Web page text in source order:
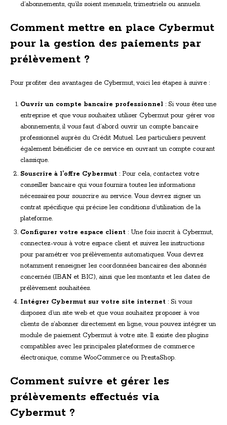
d’abonnements, qu’ils soient mensuels, trimestriels ou annuels.
Comment mettre en place Cybermut
pour la gestion des paiements par
prélèvement ?
Pour profiter des avantages de Cybermut, voici les étapes à suivre :
Ouvrir un compte bancaire professionnel : Si vous êtes une
entreprise et que vous souhaitez utiliser Cybermut pour gérer vos
abonnements, il vous faut d’abord ouvrir un compte bancaire
professionnel auprès du Crédit Mutuel. Les particuliers peuvent
également bénéficier de ce service en ouvrant un compte courant
classique.
Souscrire à l’offre Cybermut : Pour cela, contactez votre
conseiller bancaire qui vous fournira toutes les informations
nécessaires pour souscrire au service. Vous devrez signer un
contrat spécifique qui précise les conditions d’utilisation de la
plateforme.
Configurer votre espace client : Une fois inscrit à Cybermut,
connectez-vous à votre espace client et suivez les instructions
pour paramétrer vos prélèvements automatiques. Vous devrez
notamment renseigner les coordonnées bancaires des abonnés
concernés (IBAN et BIC), ainsi que les montants et les dates de
prélèvement souhaitées.
Intégrer Cybermut sur votre site internet : Si vous
disposez d’un site web et que vous souhaitez proposer à vos
clients de s’abonner directement en ligne, vous pouvez intégrer un
module de paiement Cybermut à votre site. Il existe des plugins
compatibles avec les principales plateformes de commerce
électronique, comme WooCommerce ou PrestaShop.
Comment suivre et gérer les
prélèvements effectués via
Cybermut ?